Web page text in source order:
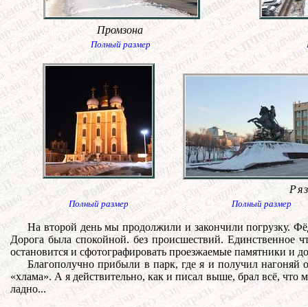
Промзона
Полный размер
Полный размер Полный размер
На второй день мы продолжили и закончили погрузку.
Дорога была спокойной. без происшествий. Единственное
остановится и сфотографировать проезжаемые памятники и
Благополучно прибыли в парк, где я и получил нагоняй
«хлама». А я действительно, как и писал выше, брал всё, что
ладно...